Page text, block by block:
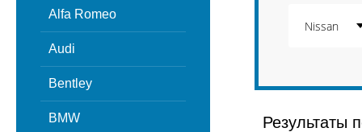
Alfa Romeo
Audi
Bentley
BMW Результаты